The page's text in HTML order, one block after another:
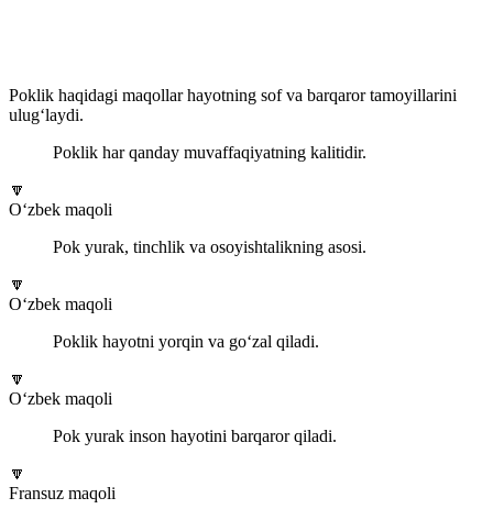
Poklik haqidagi maqollar hayotning sof va barqaror tamoyillarini
ulug‘laydi.
Poklik har qanday muvaffaqiyatning kalitidir.
🔽
O‘zbek maqoli
Pok yurak, tinchlik va osoyishtalikning asosi.
🔽
O‘zbek maqoli
Poklik hayotni yorqin va go‘zal qiladi.
🔽
O‘zbek maqoli
Pok yurak inson hayotini barqaror qiladi.
🔽
Fransuz maqoli